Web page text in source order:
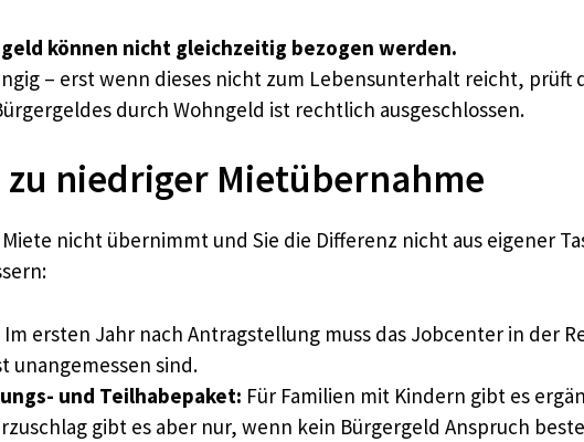
können nicht gleichzeitig bezogen werden.
– erst wenn dieses nicht zum Lebensunterhalt reicht,
durch Wohngeld ist rechtlich ausgeschlossen.
niedriger Mietübernahme
nicht übernimmt und Sie die Differenz nicht aus eigener
Im ersten Jahr nach Antragstellung muss das Jobcenter in der
unangemessen sind.
und Teilhabepaket: Für Familien mit Kindern gibt es
gibt es aber nur, wenn kein Bürgergeld Anspruch